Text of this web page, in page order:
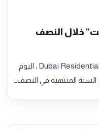
خلال النصف
أعلن صندوق مساكن دبي ريت Dubai Residential REIT ، اليوم
الستة المنتهية في النصف…